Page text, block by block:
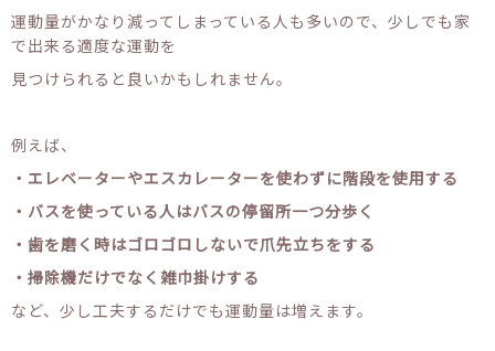
運動量がかなり減ってしまっている人も多いので、少しでも家
で出来る適度な運動を
見つけられると良いかもしれません。
例えば、
・エレベーターやエスカレーターを使わずに階段を使用する
・バスを使っている人はバスの停留所一つ分歩く
・歯を磨く時はゴロゴロしないで爪先立ちをする
・掃除機だけでなく雑巾掛けする
など、少し工夫するだけでも運動量は増えます。